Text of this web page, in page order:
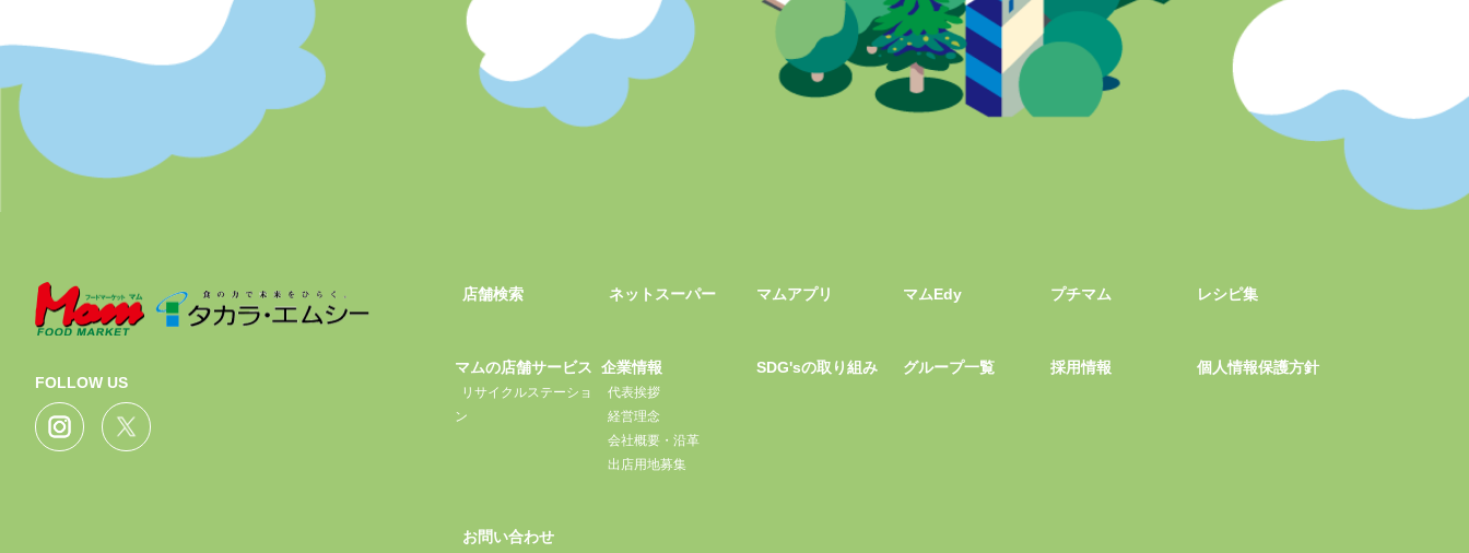
FOLLOW US
店舗検索 ネットスーパー マムアプリ マムEdy プチマム レシピ集
マムの店舗サービス
リサイクルステーショ
ン
企業情報
代表挨拶
経営理念
会社概要・沿革
出店用地募集
SDG'sの取り組み グループ一覧 採用情報 個人情報保護方針
お問い合わせ